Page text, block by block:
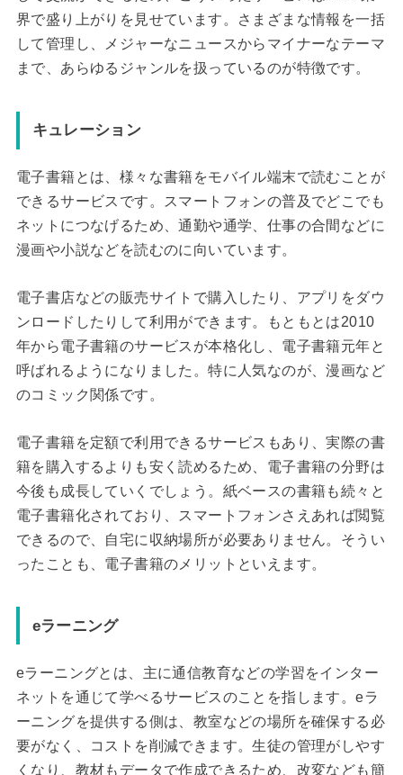
界で盛り上がりを見せています。さまざまな情報を一括
して管理し、メジャーなニュースからマイナーなテーマ
まで、あらゆるジャンルを扱っているのが特徴です。
キュレーション
電子書籍とは、様々な書籍をモバイル端末で読むことが
できるサービスです。スマートフォンの普及でどこでも
ネットにつなげるため、通勤や通学、仕事の合間などに
漫画や小説などを読むのに向いています。
電子書店などの販売サイトで購入したり、アプリをダウ
ンロードしたりして利用ができます。もともとは2010
年から電子書籍のサービスが本格化し、電子書籍元年と
呼ばれるようになりました。特に人気なのが、漫画など
のコミック関係です。
電子書籍を定額で利用できるサービスもあり、実際の書
籍を購入するよりも安く読めるため、電子書籍の分野は
今後も成長していくでしょう。紙ベースの書籍も続々と
電子書籍化されており、スマートフォンさえあれば閲覧
できるので、自宅に収納場所が必要ありません。そうい
ったことも、電子書籍のメリットといえます。
eラーニング
eラーニングとは、主に通信教育などの学習をインター
ネットを通じて学べるサービスのことを指します。eラ
ーニングを提供する側は、教室などの場所を確保する必
要がなく、コストを削減できます。生徒の管理がしやす
くなり、教材もデータで作成できるため、改変なども簡